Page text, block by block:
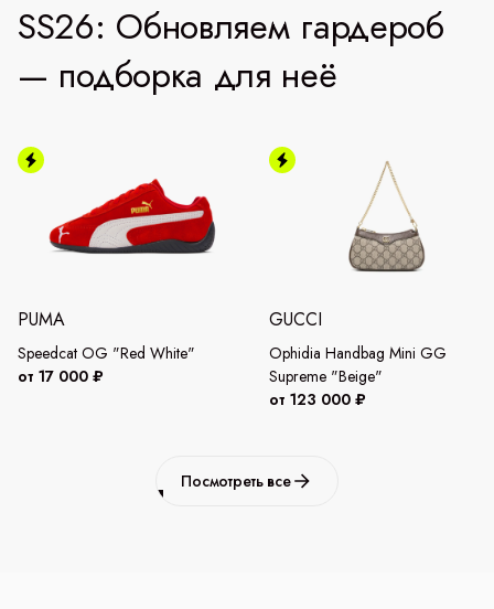
SS26: Обновляем гардероб
— подборка для неё
PUMA
Speedcat OG "Red White"
от 17 000 ₽
GUCCI
Ophidia Handbag Mini GG
Supreme "Beige"
от 123 000 ₽
Посмотреть все